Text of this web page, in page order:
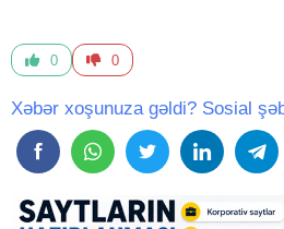
0 0
Xəbər xoşunuza gəldi? Sosial